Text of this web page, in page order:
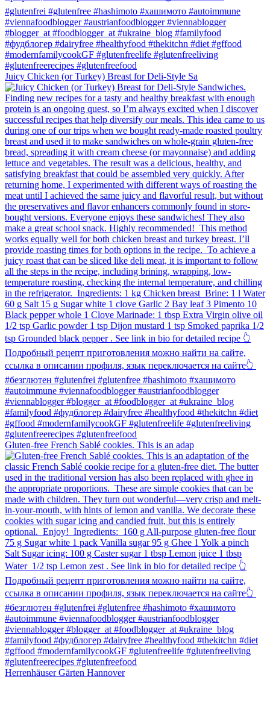
Juicy Chicken (or Turkey) Breast for Deli-Style Sa
Gluten-free French Sablé cookies.⁠ This is an adap
Herrenhäuser Gärten Hannover